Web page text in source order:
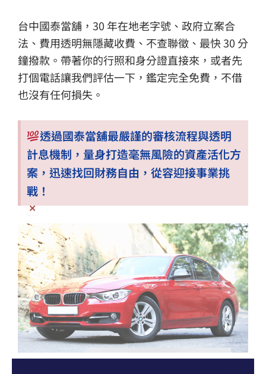
台中國泰當舖，30 年在地老字號、政府立案合
法、費用透明無隱藏收費、不查聯徵、最快 30 分
鐘撥款。帶著你的行照和身分證直接來，或者先
打個電話讓我們評估一下，鑑定完全免費，不借
也沒有任何損失。
透過國泰當舖最嚴謹的審核流程與透明
計息機制，量身打造毫無風險的資產活化方
案，迅速找回財務自由，從容迎接事業挑
戰！
×